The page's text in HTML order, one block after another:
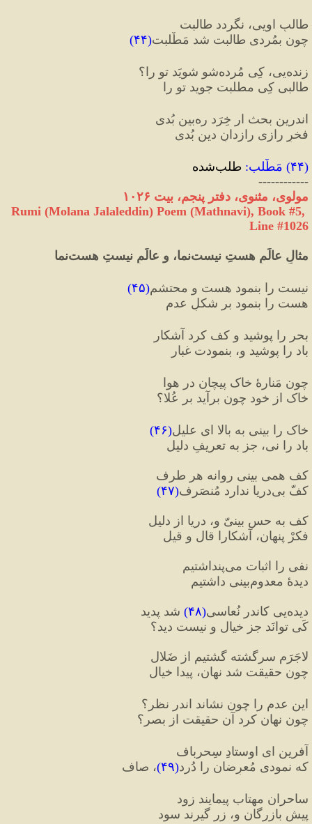
طالبِ اویی، نگردد طالبت
چون بمُردی طالبت شد مَطْلبت(۴۴)
زنده‌یی، کِی مُرده‌شو شویَد تو را؟
طالبی کِی مطلبت جوید تو را
اندرین بحث ار خِرَد ره‌بین بُدی
فخرِ رازی رازدانِ دین بُدی
(۴۴) مَطْلب: طلب‌شده
------------
مولوی، مثنوی، دفتر پنجم، بیت ۱۰۲۶
Rumi (Molana Jalaleddin) Poem (Mathnavi), Book #5,
Line #1026
مثالِ عالَمِ هستِ نیست‌نما، و عالَمِ نیستِ هست‌نما
نیست را بنمود هست و محتشم(۴۵)
هست را بنمود بر شکلِ عدم
بحر را پوشید و کف کرد آشکار
باد را پوشید و، بنمودت غبار
چون مَنارهٔ خاک پیچان در هوا
خاک از خود چون برآید بر عُلا؟
خاک را بینی به بالا ای علیل(۴۶)
باد را نی، جز به تعریفِ دلیل
کف همی ‌بینی روانه هر طرف
کفّ بی‌دریا ندارد مُنصَرف
(۴۷)
کف به حس بینیّ و، دریا از دلیل
فکرْ پنهان، آشکارا قال و قیل
نفی را اثبات می‌پنداشتیم
دیدهٔ معدوم‌بینی داشتیم
دیده‌یی کاندر نُعاسی (۴۸) شد پدید
کَی توانَد جز خیال و نیست دید؟
لاجَرَم سرگشته گشتیم از ضَلال
چون حقیقت شد نهان، پیدا خیال
این عدم را چون نشاند اندر نظر؟
چون نهان کرد آن حقیقت از بصر؟
آفرین ای اوستادِ سِحرباف
که نمودی مُعرِضان را دُرد(۴۹)، صاف
ساحران مهتاب پیمایند زود
پیشِ بازرگان و، زر گیرند سود